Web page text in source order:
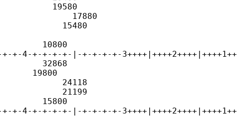
19580
17880
15480
10800
+-4-+-+-+-+-|-+-+-+-+-3++++|++++2++++|++++1++
32868
19800
24118
21199
15800
+-4-+-+-+-+-|-+-+-+-+-3++++|++++2++++|++++1++